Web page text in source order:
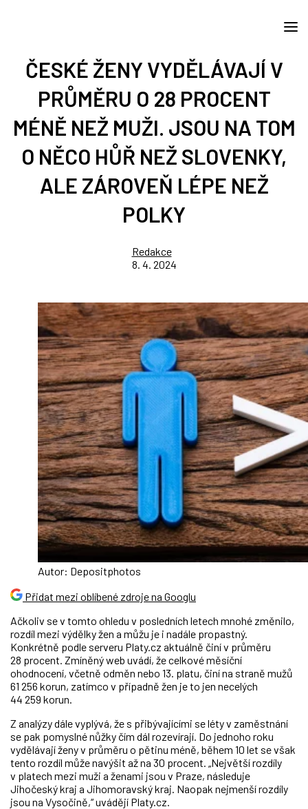
ČESKÉ ŽENY VYDĚLÁVAJÍ V
PRŮMĚRU O 28 PROCENT
MÉNĚ NEŽ MUŽI. JSOU NA TOM
O NĚCO HŮŘ NEŽ SLOVENKY,
ALE ZÁROVEŇ LÉPE NEŽ
POLKY
Redakce
8. 4. 2024
Autor: Depositphotos
Přidat mezi oblíbené zdroje na Googlu
Ačkoliv se v tomto ohledu v posledních letech mnohé změnilo,
rozdíl mezi výdělky žen a můžu je i nadále propastný.
Konkrétně podle serveru Platy.cz aktuálně činí v průměru
28 procent. Zmíněný web uvádí, že celkové měsíční
ohodnocení, včetně odměn nebo 13. platu, činí na straně mužů
61 256 korun, zatímco v případně žen je to jen necelých
44 259 korun.
Z analýzy dále vyplývá, že s přibývajícími se léty v zaměstnání
se pak pomyslné nůžky čím dál rozevírají. Do jednoho roku
vydělávají ženy v průměru o pětinu méně, během 10 let se však
tento rozdíl může navýšit až na 30 procent. „Největší rozdíly
v platech mezi muži a ženami jsou v Praze, následuje
Jihočeský kraj a Jihomoravský kraj. Naopak nejmenší rozdíly
jsou na Vysočině,“ uvádějí Platy.cz.